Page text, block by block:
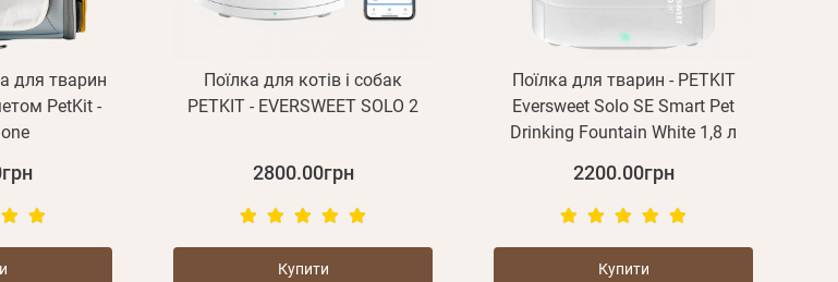
для тварин
PetKit -
Поїлка для котів і собак
PETKIT - EVERSWEET SOLO 2
2800.00грн
Купити
Поїлка для тварин - PETKIT
Eversweet Solo SE Smart Pet
Drinking Fountain White 1,8 л
2200.00грн
Купити